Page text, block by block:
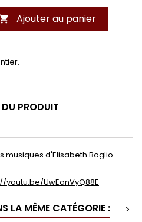
Ajouter au panier
PRODUIT
musiques d'Elisabeth Boglio
youtu.be/UwEonVyQ88E
LA MÊME CATÉGORIE :
>